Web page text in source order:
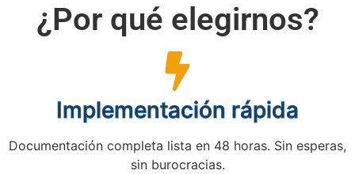
¿Por qué elegirnos?
Implementación rápida
Documentación completa lista en 48 horas. Sin esperas,
sin burocracias.